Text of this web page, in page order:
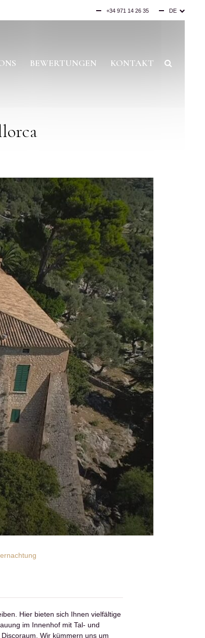
+34 971 14 26 35 DE
BEWERTUNGEN KONTAKT
Hier bieten sich Ihnen vielfältige
im Innenhof mit Tal- und
Wir kümmern uns um